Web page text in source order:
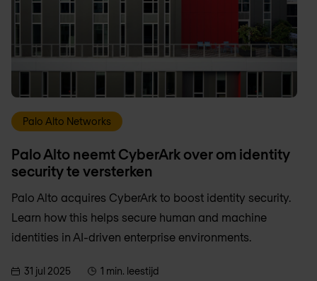
Palo Alto Networks
Palo Alto neemt CyberArk over om identity
security te versterken
Palo Alto acquires CyberArk to boost identity security.
Learn how this helps secure human and machine
identities in AI-driven enterprise environments.
31 jul 2025 1 min. leestijd